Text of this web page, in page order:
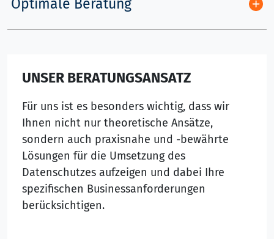
Optimale Beratung
UNSER BERATUNGSANSATZ
Für uns ist es besonders wichtig, dass wir
Ihnen nicht nur theoretische Ansätze,
sondern auch praxisnahe und -bewährte
Lösungen für die Umsetzung des
Datenschutzes aufzeigen und dabei Ihre
spezifischen Businessanforderungen
berücksichtigen.